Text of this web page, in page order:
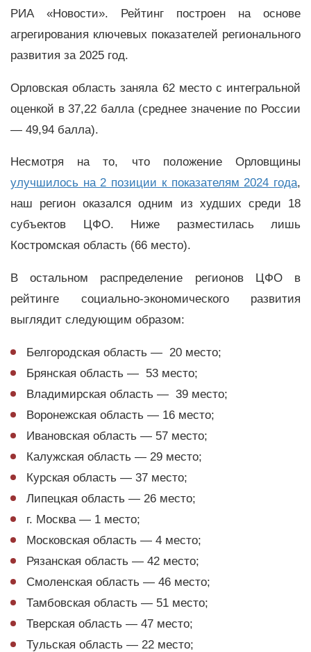
РИА «Новости». Рейтинг построен на основе
агрегирования ключевых показателей регионального
развития за 2025 год.
Орловская область заняла 62 место с интегральной
оценкой в 37,22 балла (среднее значение по России
— 49,94 балла).
Несмотря на то, что положение Орловщины
улучшилось на 2 позиции к показателям 2024 года,
наш регион оказался одним из худших среди 18
субъектов ЦФО. Ниже разместилась лишь
Костромская область (66 место).
В остальном распределение регионов ЦФО в
рейтинге социально-экономического развития
выглядит следующим образом:
Белгородская область — 20 место;
Брянская область — 53 место;
Владимирская область — 39 место;
Воронежская область — 16 место;
Ивановская область — 57 место;
Калужская область — 29 место;
Курская область — 37 место;
Липецкая область — 26 место;
г. Москва — 1 место;
Московская область — 4 место;
Рязанская область — 42 место;
Смоленская область — 46 место;
Тамбовская область — 51 место;
Тверская область — 47 место;
Тульская область — 22 место;